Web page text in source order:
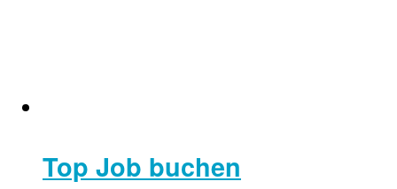
Top Job buchen